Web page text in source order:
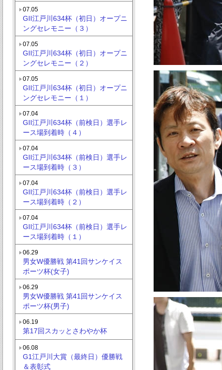
07.05
GII江戸川634杯（初日）オープニ
ングセレモニー（３）
07.05
GII江戸川634杯（初日）オープニ
ングセレモニー（２）
07.05
GII江戸川634杯（初日）オープニ
ングセレモニー（１）
07.04
GII江戸川634杯（前検日）選手レ
ース場到着時（４）
07.04
GII江戸川634杯（前検日）選手レ
ース場到着時（３）
07.04
GII江戸川634杯（前検日）選手レ
ース場到着時（２）
07.04
GII江戸川634杯（前検日）選手レ
ース場到着時（１）
06.29
男女W優勝戦 第41回サンケイス
ポーツ杯(女子)
06.29
男女W優勝戦 第41回サンケイス
ポーツ杯(男子)
06.19
第17回スカッとさわやか杯
06.08
G1江戸川大賞（最終日）優勝戦
＆表彰式